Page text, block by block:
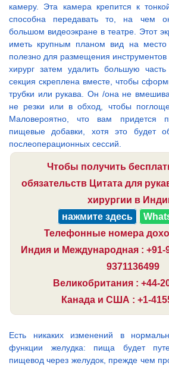
камеру. Эта камера крепится к
способна передавать то, на чем
большом видеоэкране в театре. Этот
иметь крупным планом вид на
полезно для размещения
хирург затем удалить большую
секция скреплена вместе, чтобы
трубки или рукава. Он /она не
не резки или в обход, чтобы
Маловероятно, что вам придется
пищевые добавки, хотя это будет
послеоперационных сессий.
Чтобы получить
обязательств Цитата для
хирургии в
нажмите здесь
Телефонные номера
Индия и Международная : +91-
9371136499
Великобритания : +44-
Канада и США : +1-
Есть никаких изменений в
функции желудка: пища будет
пищевод через желудок, прежде чем